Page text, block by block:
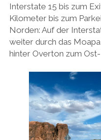
Interstate 15 bis zum
Kilometer bis zum
Norden: Auf der
weiter durch das
hinter Overton zum